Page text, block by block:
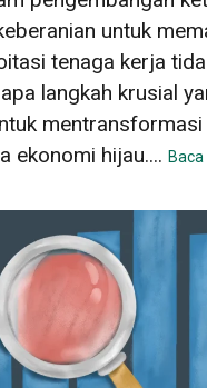
untuk
tenaga kerja
langkah krusial
ekonomi hijau....